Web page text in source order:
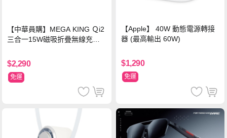
【中華員購】MEGA KING Ｑi2
三合一15W磁吸折疊無線充電
$2,290
免運
【Apple】 40W 動態電源轉接
器 (最高輸出 60W)
$1,290
免運